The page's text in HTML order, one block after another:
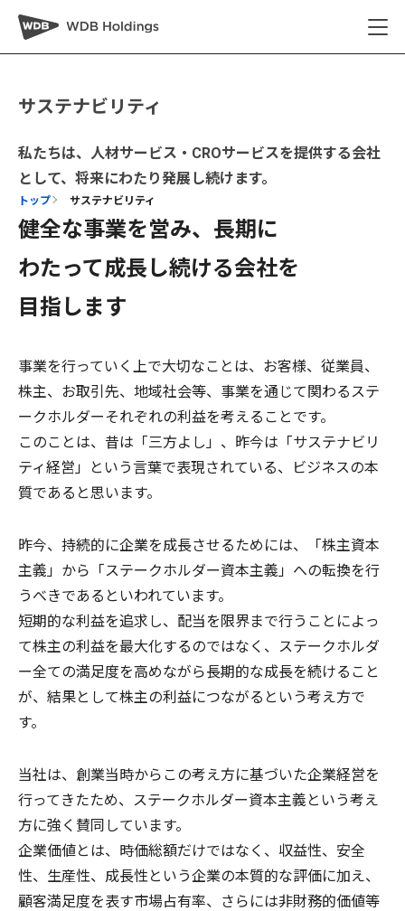
サステナビリティ
私たちは、人材サービス・CROサービスを提供する会社
として、将来にわたり発展し続けます。
トップ サステナビリティ
健全な事業を営み、長期に
わたって成長し続ける会社を
目指します
事業を行っていく上で大切なことは、お客様、従業員、
株主、お取引先、地域社会等、事業を通じて関わるステ
ークホルダーそれぞれの利益を考えることです。
このことは、昔は「三方よし」、昨今は「サステナビリ
ティ経営」という言葉で表現されている、ビジネスの本
質であると思います。
昨今、持続的に企業を成長させるためには、「株主資本
主義」から「ステークホルダー資本主義」への転換を行
うべきであるといわれています。
短期的な利益を追求し、配当を限界まで行うことによっ
て株主の利益を最大化するのではなく、ステークホルダ
ー全ての満足度を高めながら長期的な成長を続けること
が、結果として株主の利益につながるという考え方で
す。
当社は、創業当時からこの考え方に基づいた企業経営を
行ってきたため、ステークホルダー資本主義という考え
方に強く賛同しています。
企業価値とは、時価総額だけではなく、収益性、安全
性、生産性、成⻑性という企業の本質的な評価に加え、
顧客満足度を表す市場占有率、さらには非財務的価値等